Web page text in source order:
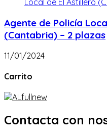
Agente de Policía
(Cantabria) – 2 plazas
11/01/2024
Carrito
Contacta con